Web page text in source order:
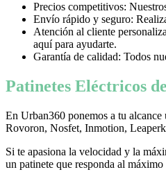
Precios competitivos:
Envío rápido y seguro:
Atención al cliente
aquí para ayudarte.
Garantía de calidad: Todos
Patinetes Eléctricos
En Urban360 ponemos a tu alcance
Rovoron, Nosfet, Inmotion,
Si te apasiona la velocidad y la
un patinete que responda al